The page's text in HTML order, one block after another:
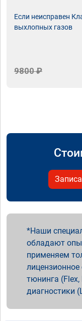
Если неисправен
выхлопных газов
9800 ₽
Наши
обладают
применяем
тюнинга (Flex,
диагностики